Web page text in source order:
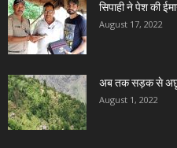
सिपाही ने पेश की
August 17, 2022
अब तक सड़क से
August 1, 2022